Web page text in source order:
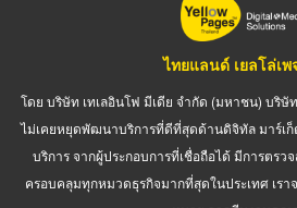
ไทยแลนด์ เยลโล่เพ
โดย บริษัท เทเลอินโฟ มีเดีย จำกัด (มหาชน) บริษั
ไม่เคยหยุดพัฒนาบริการที่ดีที่สุดด้านดิจิทัล มาร์เ
บริการ จากผู้ประกอบการที่เชื่อถือได้ มีการตร
ครอบคลุมทุกหมวดธุรกิจมากที่สุดในประเทศ เร